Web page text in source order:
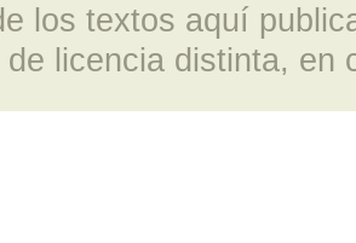
los textos aquí
licencia distinta, en